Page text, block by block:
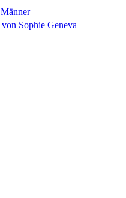
Männer
Sophie Geneva